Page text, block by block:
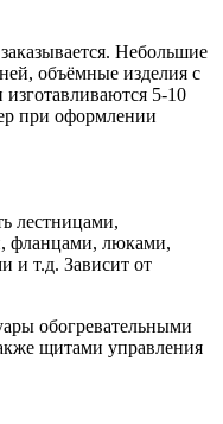
Небольшие
объёмные изделия с
5-10
при оформлении
лестницами,
фланцами, люками,
и т.д. Зависит от
обогревательными
щитами управления